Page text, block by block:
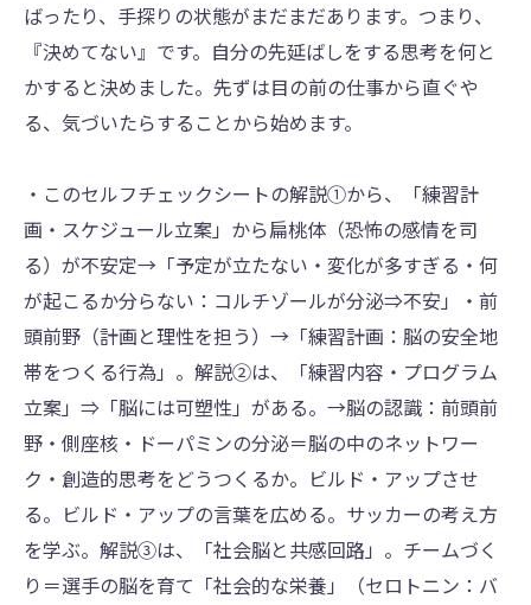
ばったり、手探りの状態がまだまだあります。つまり、
『決めてない』です。自分の先延ばしをする思考を何と
かすると決めました。先ずは目の前の仕事から直ぐや
る、気づいたらすることから始めます。
・このセルフチェックシートの解説①から、「練習計
画・スケジュール立案」から扁桃体（恐怖の感情を司
る）が不安定→「予定が立たない・変化が多すぎる・何
が起こるか分らない：コルチゾールが分泌⇒不安」・前
頭前野（計画と理性を担う）→「練習計画：脳の安全地
帯をつくる行為」。解説②は、「練習内容・プログラム
立案」⇒「脳には可塑性」がある。→脳の認識：前頭前
野・側座核・ドーパミンの分泌＝脳の中のネットワー
ク・創造的思考をどうつくるか。ビルド・アップさせ
る。ビルド・アップの言葉を広める。サッカーの考え方
を学ぶ。解説③は、「社会脳と共感回路」。チームづく
り＝選手の脳を育て「社会的な栄養」（セロトニン：バ